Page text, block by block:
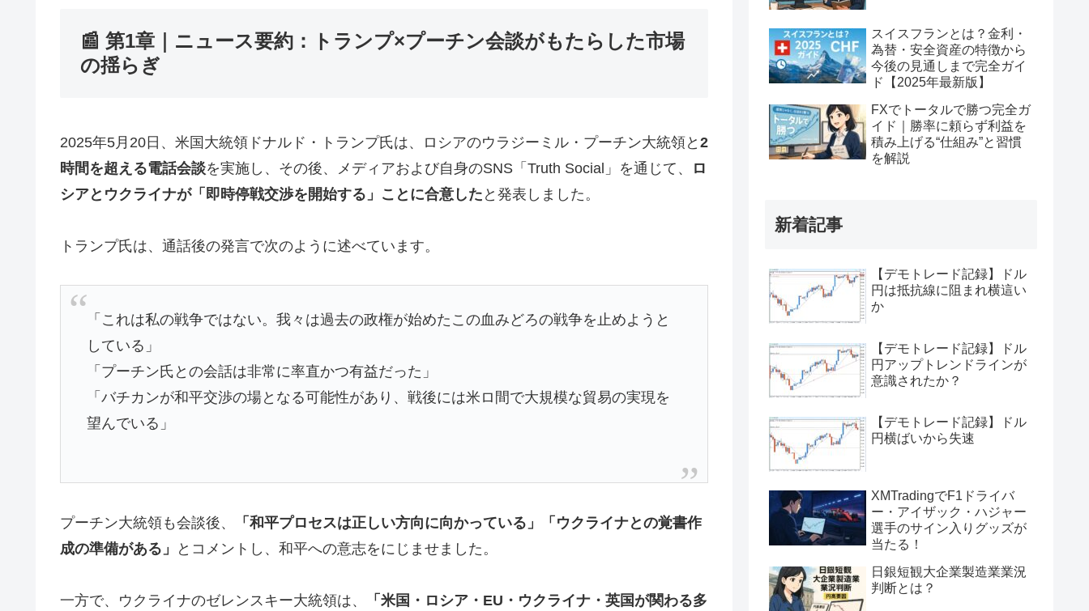
📰 第1章｜ニュース要約：トランプ×プーチン会談がもたらした市場
の揺らぎ
2025年5月20日、米国大統領ドナルド・トランプ氏は、ロシアのウラジーミル・プーチン大統領と 2
時間を超える電話会談を実施し、その後、メディアおよび自身のSNS「Truth Social」を通じて、
ロ
シアとウクライナが「即時停戦交渉を開始する」ことに合意した と発表しました。
トランプ氏は、通話後の発言で次のように述べています。
「これは私の戦争ではない。我々は過去の政権が始めたこの血みどろの戦争を止めようと
している」
「プーチン氏との会話は非常に率直かつ有益だった」
「バチカンが和平交渉の場となる可能性があり、戦後には米ロ間で大規模な貿易の実現を
望んでいる」
プーチン大統領も会談後、
「和平プロセスは正しい方向に向かっている」「ウクライナとの覚書作
成の準備がある」
とコメントし、和平への意志をにじませました。
一方で、ウクライナのゼレンスキー大統領は、
「米国・ロシア・EU・ウクライナ・英国が関わる多
スイスフランとは？金利・
為替・安全資産の特徴から
今後の見通しまで完全ガイ
ド【2025年最新版】
FXでトータルで勝つ完全ガ
イド｜勝率に頼らず利益を
積み上げる“仕組み”と習慣
を解説
新着記事
【デモトレード記録】ドル
円は抵抗線に阻まれ横這い
か
【デモトレード記録】ドル
円アップトレンドラインが
意識されたか？
【デモトレード記録】ドル
円横ばいから失速
XMTradingでF1ドライバ
ー・アイザック・ハジャー
選手のサイン入りグッズが
当たる！
日銀短観大企業製造業業況
判断とは？